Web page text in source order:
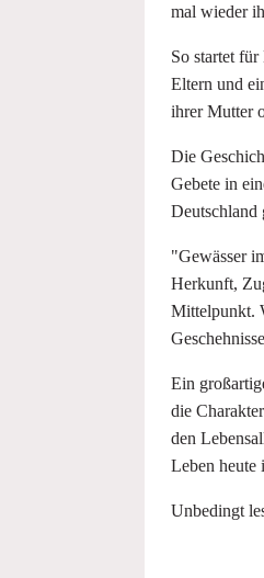
mal wieder
So startet
Eltern und
ihrer Mutter
Die
Gebete in
Deutschland
"Gewässer
Herkunft,
Mittelpunkt.
Ein
die
den
Leben heute
Unbedingt